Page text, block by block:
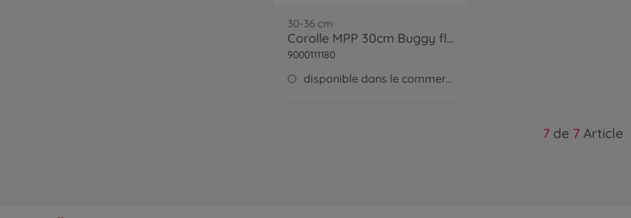
30-36 cm
Corolle MPP 30cm Buggy fleuri
9000111180
disponible dans le commerce
7de 7Article